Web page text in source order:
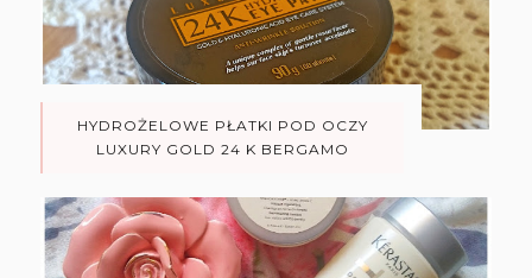
HYDROŻELOWE PŁATKI POD OCZY
LUXURY GOLD 24 K BERGAMO